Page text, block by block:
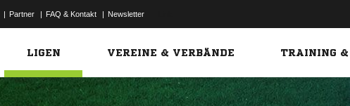
| Partner | FAQ & Kontakt | Newsletter
LIGEN VEREINE & VERBÄNDE TRAINING &